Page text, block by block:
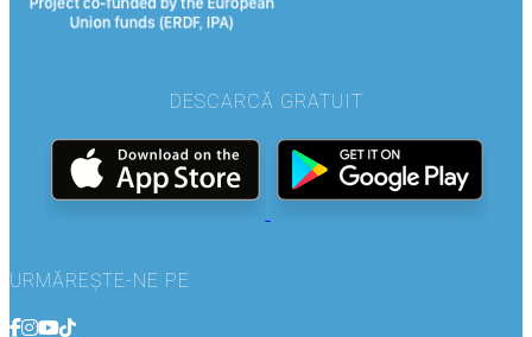
DESCARCĂ GRATUIT
URMĂREȘTE-NE PE